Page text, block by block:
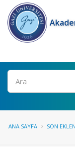
Ara
ANA SAYFA SON